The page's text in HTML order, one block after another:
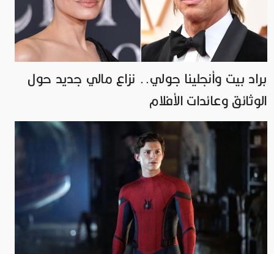
براد بيت وأنجلينا جولي.. نزاع مالي جديد حول
الوثائق وعائدات الأفلام